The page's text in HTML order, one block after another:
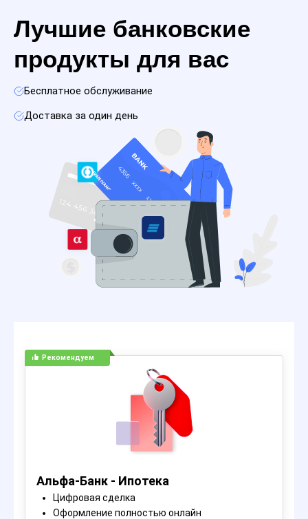
Лучшие банковские
продукты для вас
Бесплатное обслуживание
Доставка за один день
Рекомендуем
Альфа-Банк - Ипотека
Цифровая сделка
Оформление полностью онлайн